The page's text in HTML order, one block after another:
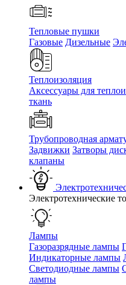
Тепловые пушки
Газовые Дизельные
Теплоизоляция
Аксессуары для
ткань
Трубопроводная
Задвижки Затворы
клапаны
Электротехнические
Лампы
Газоразрядные лампы
Индикаторные лампы
Светодиодные лампы
лампы